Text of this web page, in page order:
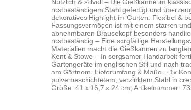
Nützlich & stilvoll – Die Gießkanne im
rostbeständigem Stahl gefertigt und
dekoratives Highlight im Garten. Flexibel &
Fassungsvermögen ist mit einem starren
abnehmbaren Brausekopf besonders
rostbeständig – Eine sorgfältige
Materialien macht die Gießkannen zu
Kent & Stowe – In sorgsamer Handarbeit
Gartengeräte im englischen Stil und nach
am Gärtnern. Lieferumfang & Maße – 1x
pulverbeschichtetem, verzinktem Stahl in
Größe: 41 x 16,7 x 24 cm, Artikelnummer: